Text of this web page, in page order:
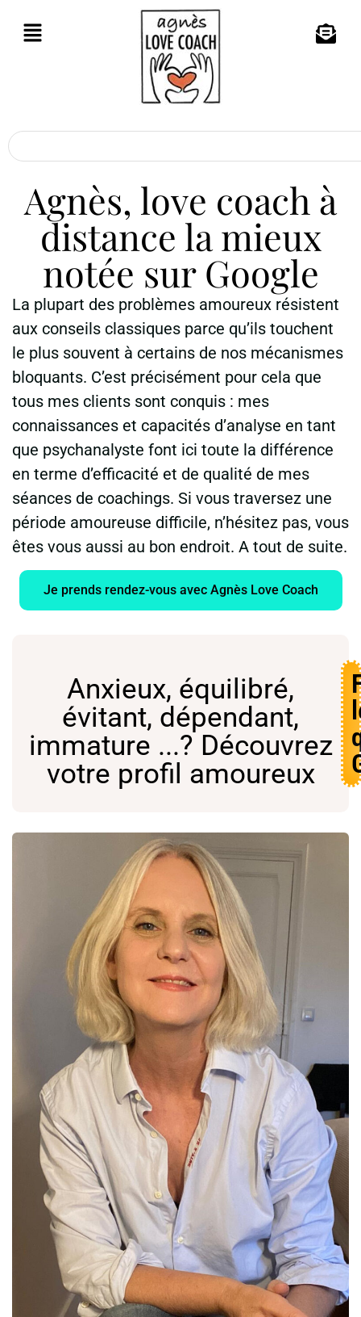
Agnès, love coach à
distance la mieux
notée sur Google
La plupart des problèmes amoureux résistent
aux conseils classiques parce qu’ils touchent
le plus souvent à certains de nos mécanismes
bloquants. C’est précisément pour cela que
tous mes clients sont conquis : mes
connaissances et capacités d’analyse en tant
que psychanalyste font ici toute la différence
en terme d’efficacité et de qualité de mes
séances de coachings. Si vous traversez une
période amoureuse difficile, n’hésitez pas, vous
êtes vous aussi au bon endroit. A tout de suite.
Je prends rendez-vous avec Agnès Love Coach
Anxieux, équilibré,
évitant, dépendant,
immature ...? Découvrez
votre profil amoureux